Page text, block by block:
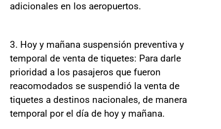
adicionales en los aeropuertos.
3. Hoy y mañana suspensión preventiva y
temporal de venta de tiquetes: Para darle
prioridad a los pasajeros que fueron
reacomodados se suspendió la venta de
tiquetes a destinos nacionales, de manera
temporal por el día de hoy y mañana.